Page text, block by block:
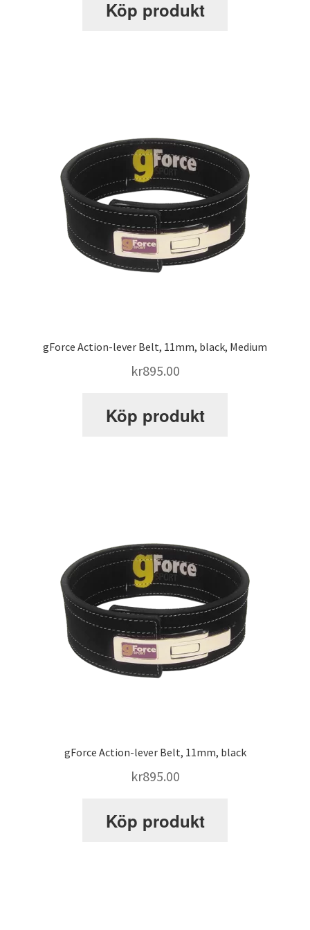
Testosterontillskott
Till kassan
Träningspulver
Köp produkt
gForce Action-lever Belt, 11mm, black, Medium
kr895.00
Köp produkt
gForce Action-lever Belt, 11mm, black
kr895.00
Köp produkt